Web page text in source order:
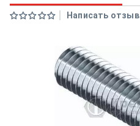
Написать отзыв